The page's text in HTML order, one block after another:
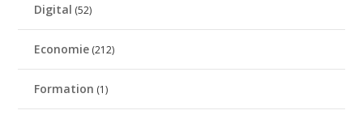
Digital (52)
Economie (212)
Formation (1)